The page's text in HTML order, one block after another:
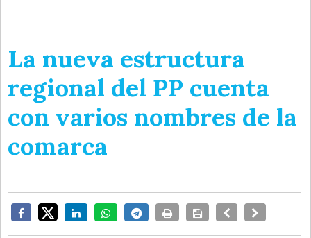
La nueva estructura
regional del PP cuenta
con varios nombres de la
comarca